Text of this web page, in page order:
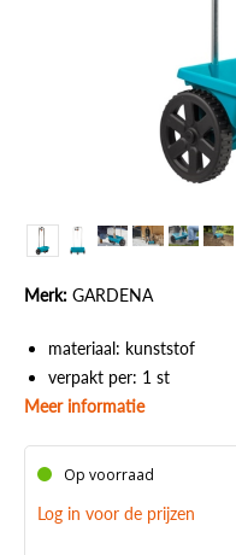
Merk: GARDENA
materiaal: kunststof
verpakt per: 1 st
Meer informatie
Op voorraad
Log in voor de prijzen